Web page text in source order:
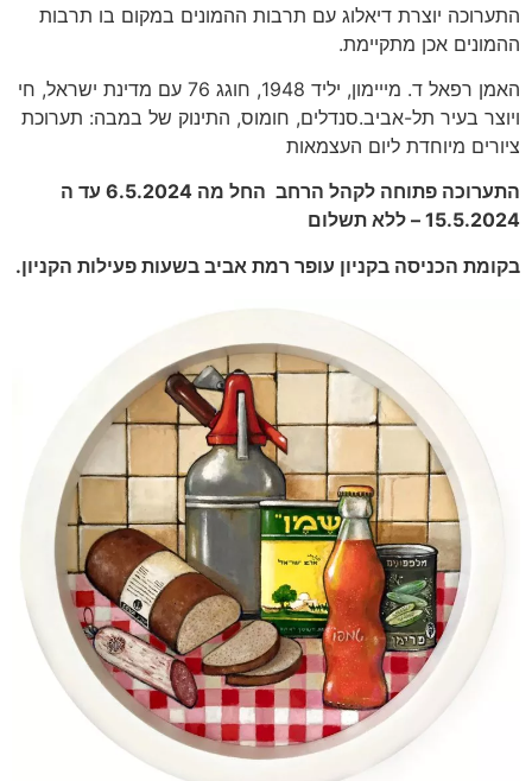
התערוכה יוצרת דיאלוג עם תרבות ההמונים במקום בו תרבות
ההמונים אכן מתקיימת.
האמן רפאל ד. מייימון, יליד 1948, חוגג 76 עם מדינת ישראל, חי
ויוצר בעיר תל-אביב.סנדלים, חומוס, התינוק של במבה: תערוכת
ציורים מיוחדת ליום העצמאות
התערוכה פתוחה לקהל הרחב החל מה 6.5.2024 עד ה
15.5.2024 – ללא תשלום
בקומת הכניסה בקניון עופר רמת אביב בשעות פעילות הקניון.